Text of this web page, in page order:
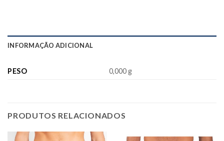
INFORMAÇÃO ADICIONAL
PESO 0,000 g
PRODUTOS RELACIONADOS